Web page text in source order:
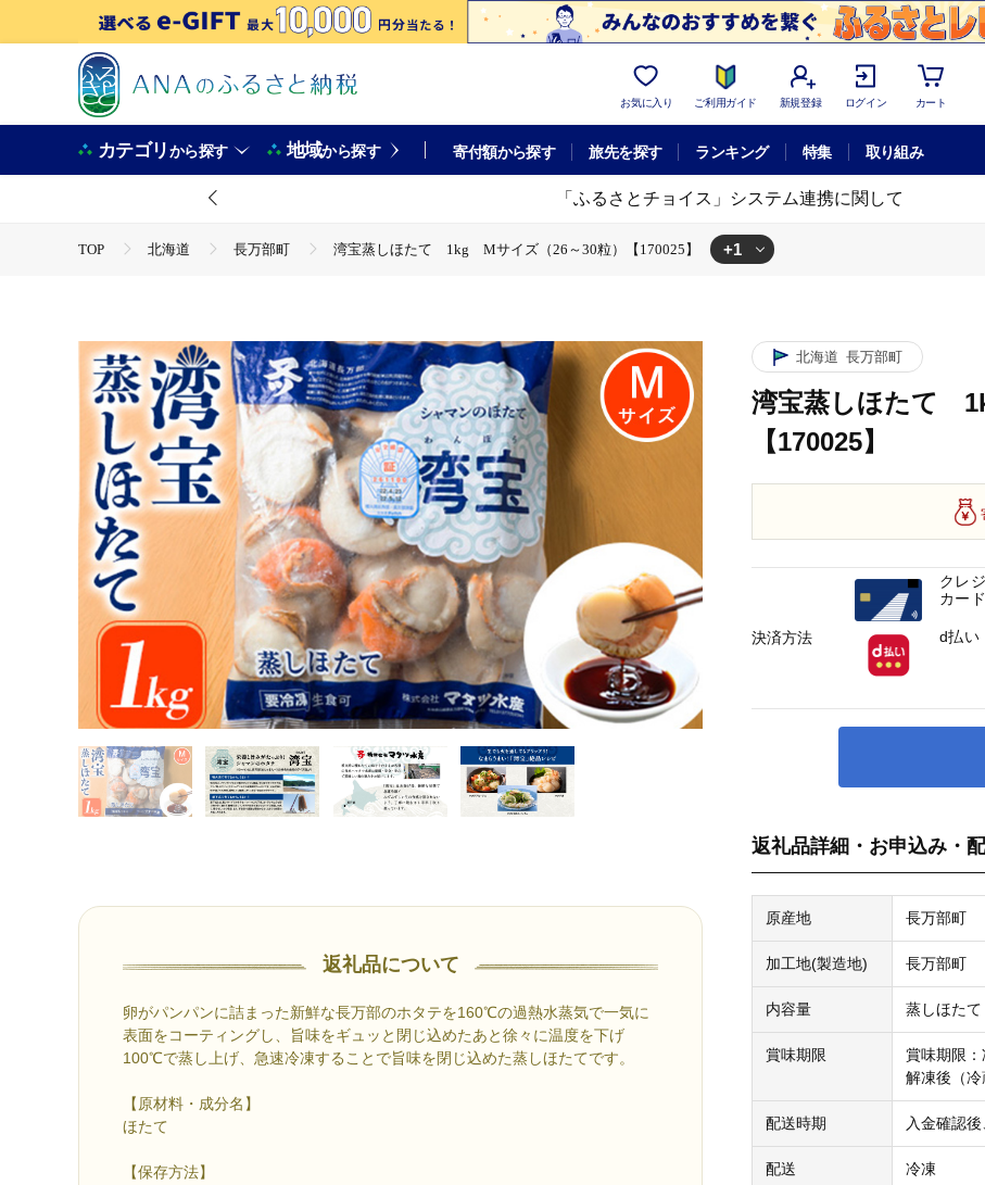
お気に入り ご利用ガイド 新規登録 ログイン カート
カテゴリから探す 地域から探す 寄付額から探す 旅先を探す ランキング 特集 取り組み
「ふるさとチョイス」システム連携に関して
TOP 北海道 長万部町 湾宝蒸しほたて 1kg Mサイズ（26～30粒）【170025】 +1
返礼品について
卵がパンパンに詰まった新鮮な長万部のホタテを160℃の過熱水蒸気で一気に
表面をコーティングし、旨味をギュッと閉じ込めたあと徐々に温度を下げ
100℃で蒸し上げ、急速冷凍することで旨味を閉じ込めた蒸しほたてです。
【原材料・成分名】
ほたて
【保存方法】
北海道 長万部町
湾宝蒸しほたて
【170025】
返礼品詳細・お申込み・
原産地 長万部町
加工地(製造地) 長万部町
内容量 蒸しほた
賞味期限
賞味期限
解凍後（冷
配送時期 入金確認
配送 冷凍
決済方法
クレ
カード
d払い